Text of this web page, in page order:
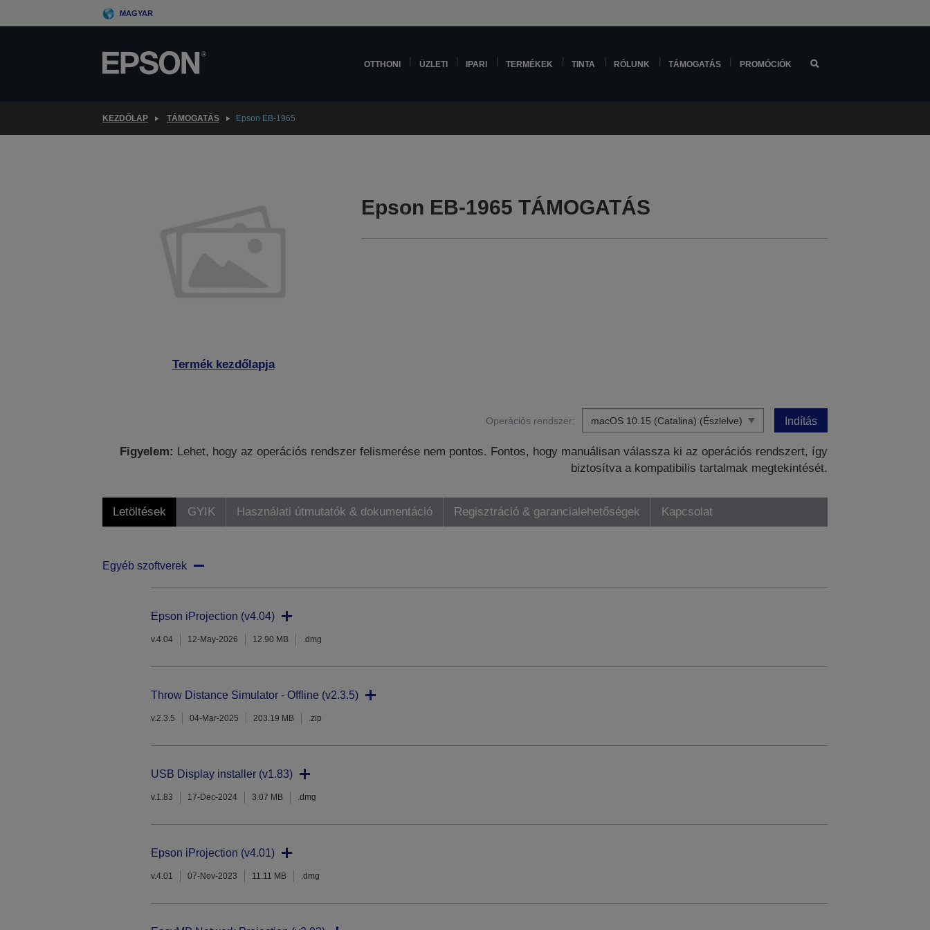
to
MAGYAR
OTTHONI ÜZLETI IPARI TERMÉKEK TINTA RÓLUNK TÁMOGATÁS PROMÓCIÓK
KEZDŐLAP TÁMOGATÁS Epson EB-1965
Termék kezdőlapja
Epson EB-1965 TÁMOGATÁS
Operációs rendszer: Indítás
Figyelem: Lehet, hogy az operációs rendszer felismerése nem pontos. Fontos, hogy manuálisan válassza ki az operációs rendszert, így
biztosítva a kompatibilis tartalmak megtekintését.
Letöltések GYIK Használati útmutatók & dokumentáció Regisztráció & garancialehetőségek Kapcsolat
Egyéb szoftverek
Epson iProjection (v4.04)
v.4.04 12-May-2026 12.90 MB .dmg
Throw Distance Simulator - Offline (v2.3.5)
v.2.3.5 04-Mar-2025 203.19 MB .zip
USB Display installer (v1.83)
v.1.83 17-Dec-2024 3.07 MB .dmg
Epson iProjection (v4.01)
v.4.01 07-Nov-2023 11.11 MB .dmg